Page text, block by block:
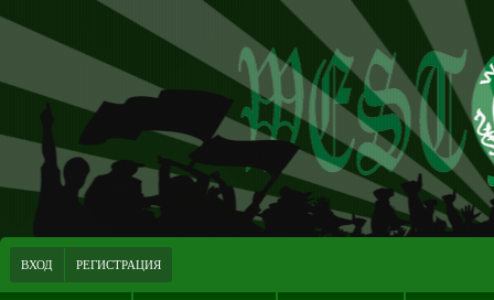
ВХОД РЕГИСТРАЦИЯ